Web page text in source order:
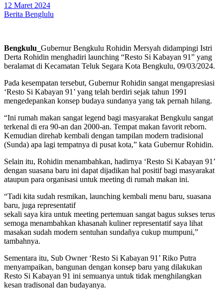
12 Maret 2024
Berita Benglulu
Bengkulu_ Gubernur Bengkulu Rohidin Mersyah didampingi Istri
Derta Rohidin menghadiri launching “Resto Si Kabayan 91” yang
beralamat di Kecamatan Teluk Segara Kota Bengkulu, 09/03/2024.
Pada kesempatan tersebut, Gubernur Rohidin sangat mengapresiasi
‘Resto Si Kabayan 91’ yang telah berdiri sejak tahun 1991
mengedepankan konsep budaya sundanya yang tak pernah hilang.
“Ini rumah makan sangat legend bagi masyarakat Bengkulu sangat
terkenal di era 90-an dan 2000-an. Tempat makan favorit reborn.
Kemudian direhab kembali dengan tampilan modern tradisional
(Sunda) apa lagi tempatnya di pusat kota,” kata Gubernur Rohidin.
Selain itu, Rohidin menambahkan, hadirnya ‘Resto Si Kabayan 91’
dengan suasana baru ini dapat dijadikan hal positif bagi masyarakat
ataupun para organisasi untuk meeting di rumah makan ini.
“Tadi kita sudah resmikan, launching kembali menu baru, suasana
baru, juga representatif
sekali saya kira untuk meeting pertemuan sangat bagus sukses terus
semoga menambahkan khasanah kuliner representatif saya lihat
masakan sudah modern sentuhan sundañya cukup mumpuni,”
tambahnya.
Sementara itu, Sub Owner ‘Resto Si Kabayan 91’ Riko Putra
menyampaikan, bangunan dengan konsep baru yang dilakukan
Resto Si Kabayan 91 ini semuanya untuk tidak menghilangkan
kesan tradisonal dan budayanya.